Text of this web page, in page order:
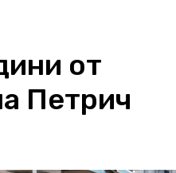
от
Петрич